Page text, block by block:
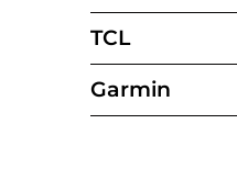
TCL
Garmin